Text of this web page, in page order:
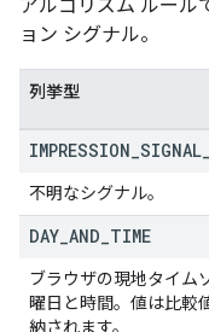
アルゴリズム ルール
ョン シグナル。
列挙型
IMPRESSION SIGNAL
不明なシグナル。
DAY AND TIME
ブラウザの現地タイム
曜日と時間。値は比較
納されます。